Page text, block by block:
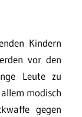
Kindern
vor den
Leute zu
modisch
gegen